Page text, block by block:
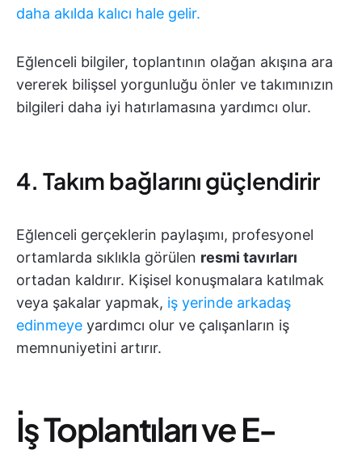
daha akılda kalıcı hale gelir.
Eğlenceli bilgiler, toplantının olağan akışına ara
vererek bilişsel yorgunluğu önler ve takımınızın
bilgileri daha iyi hatırlamasına yardımcı olur.
4. Takım bağlarını güçlendirir
Eğlenceli gerçeklerin paylaşımı, profesyonel
ortamlarda sıklıkla görülen resmi tavırları
ortadan kaldırır. Kişisel konuşmalara katılmak
veya şakalar yapmak, iş yerinde arkadaş
edinmeye yardımcı olur ve çalışanların iş
memnuniyetini artırır.
İş Toplantıları ve E-